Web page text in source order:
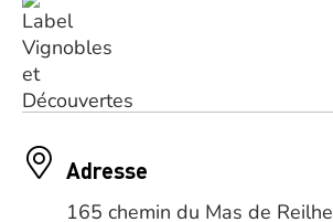
Adresse
165 chemin du Mas de Reilhe